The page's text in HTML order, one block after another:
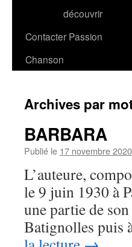
découvrir
Contacter Passion
Chanson
Archives par
BARBARA
Publié le 17 novembre 2020
L’auteure,
le 9 juin 1930 à
une partie de
Batignolles puis